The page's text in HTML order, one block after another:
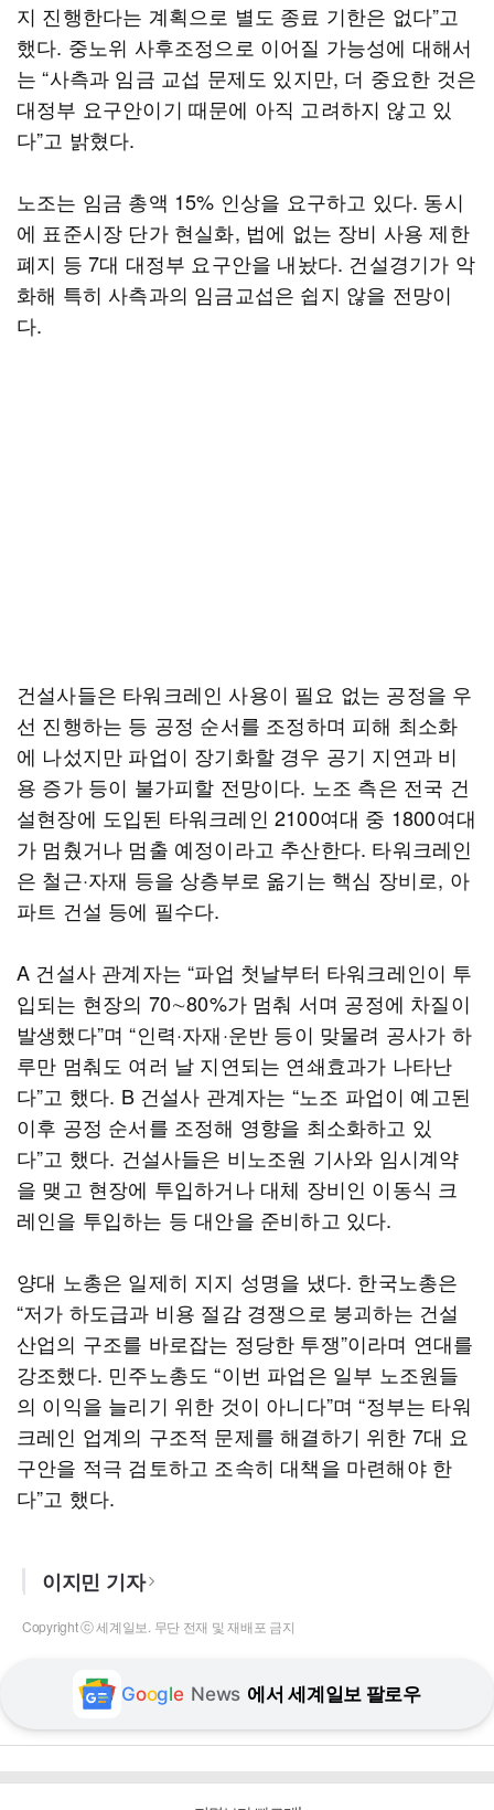
지 진행한다는 계획으로 별도 종료 기한은 없다”고
했다. 중노위 사후조정으로 이어질 가능성에 대해서
는 “사측과 임금 교섭 문제도 있지만, 더 중요한 것은
대정부 요구안이기 때문에 아직 고려하지 않고 있
다”고 밝혔다.
노조는 임금 총액 15% 인상을 요구하고 있다. 동시
에 표준시장 단가 현실화, 법에 없는 장비 사용 제한
폐지 등 7대 대정부 요구안을 내놨다. 건설경기가 악
화해 특히 사측과의 임금교섭은 쉽지 않을 전망이
다.
건설사들은 타워크레인 사용이 필요 없는 공정을 우
선 진행하는 등 공정 순서를 조정하며 피해 최소화
에 나섰지만 파업이 장기화할 경우 공기 지연과 비
용 증가 등이 불가피할 전망이다. 노조 측은 전국 건
설현장에 도입된 타워크레인 2100여대 중 1800여대
가 멈췄거나 멈출 예정이라고 추산한다. 타워크레인
은 철근·자재 등을 상층부로 옮기는 핵심 장비로, 아
파트 건설 등에 필수다.
A 건설사 관계자는 “파업 첫날부터 타워크레인이 투
입되는 현장의 70∼80%가 멈춰 서며 공정에 차질이
발생했다”며 “인력·자재·운반 등이 맞물려 공사가 하
루만 멈춰도 여러 날 지연되는 연쇄효과가 나타난
다”고 했다. B 건설사 관계자는 “노조 파업이 예고된
이후 공정 순서를 조정해 영향을 최소화하고 있
다”고 했다. 건설사들은 비노조원 기사와 임시계약
을 맺고 현장에 투입하거나 대체 장비인 이동식 크
레인을 투입하는 등 대안을 준비하고 있다.
양대 노총은 일제히 지지 성명을 냈다. 한국노총은
“저가 하도급과 비용 절감 경쟁으로 붕괴하는 건설
산업의 구조를 바로잡는 정당한 투쟁”이라며 연대를
강조했다. 민주노총도 “이번 파업은 일부 노조원들
의 이익을 늘리기 위한 것이 아니다”며 “정부는 타워
크레인 업계의 구조적 문제를 해결하기 위한 7대 요
구안을 적극 검토하고 조속히 대책을 마련해야 한
다”고 했다.
이지민 기자
Copyright ⓒ 세계일보. 무단 전재 및 재배포 금지
Google News 에서 세계일보 팔로우